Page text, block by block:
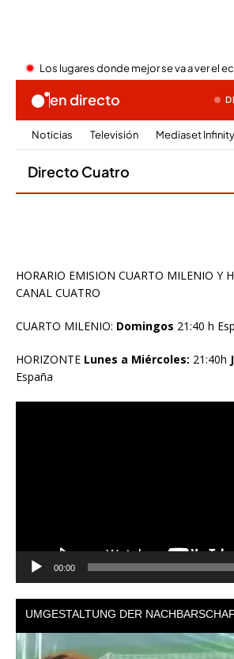
HORARIO EMISION CUARTO MILENIO Y
CANAL CUATRO
CUARTO MILENIO: Domingos 21:40 h
HORIZONTE Lunes a Miércoles: 21:40h
España
00:00